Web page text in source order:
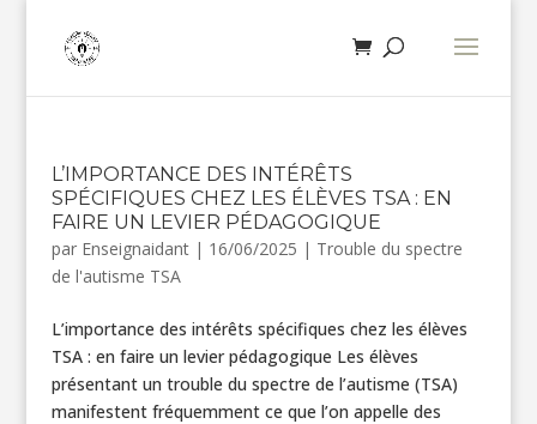
L’IMPORTANCE DES INTÉRÊTS
SPÉCIFIQUES CHEZ LES ÉLÈVES TSA : EN
FAIRE UN LEVIER PÉDAGOGIQUE
par Enseignaidant| 16/06/2025 | Trouble du spectre
de l'autisme TSA
L’importance des intérêts spécifiques chez les élèves
TSA : en faire un levier pédagogique Les élèves
présentant un trouble du spectre de l’autisme (TSA)
manifestent fréquemment ce que l’on appelle des